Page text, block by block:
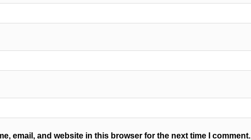
email, and website in this browser for the next time I comment.